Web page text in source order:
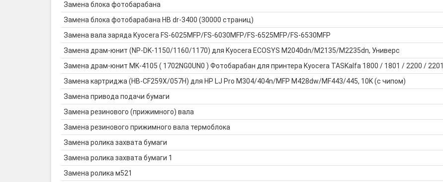
Замена блока фотобарабана
Замена блока фотобарабана HB dr-3400 (30000 страниц)
Замена вала заряда Kyocera FS-6025MFP/FS-6030MFP/FS-6525MFP/FS-6530MFP
Замена драм-юнит (NP-DK-1150/1160/1170) для Kyocera ECOSYS M2040dn/M2135/M2235dn, Универс
Замена драм-юнит MK-4105 ( 1702NG0UN0 ) Фотобарабан для принтера Kyocera TASKalfa 1800 / 1801 / 2200 / 2201
Замена картриджа (HB-CF259X/057H) для HP LJ Pro M304/404n/MFP M428dw/MF443/445, 10K (с чипом)
Замена привода подачи бумаги
Замена резинового (прижимного) вала
Замена резинового прижимного вала термоблока
Замена ролика захвата бумаги
Замена ролика захвата бумаги 1
Замена ролика м521